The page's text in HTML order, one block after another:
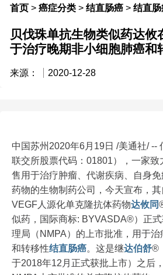
首页 > 癌症分类 > 结直肠癌 > 结直
贝伐珠单抗生物类似药达攸
于治疗晚期非小细胞肺癌和
来源： 2020-12-28
中国苏州2020年6月19日 /美通社/ --
联交所股票代码：01801），一家致
售用于治疗肿瘤、代谢疾病、自身
药物的生物制药公司，今天宣布，
VEGF人源化单克隆抗体药物达攸同
似药，国际商标: BYVASDA®）正
理局（NMPA）的上市批准，用于治
和转移性结直肠癌。这是继达伯舒®
于2018年12月正式获批上市）之后